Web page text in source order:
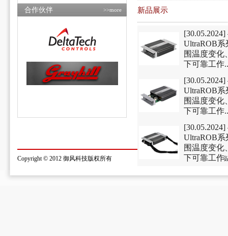
合作伙伴 >>more 新品展示
UltraROB
围温度变化
下可靠工作
UltraROB
围温度变化
下可靠工作
UltraROB
围温度变化
下可靠工作
Copyright © 2012 御风科技版权所有